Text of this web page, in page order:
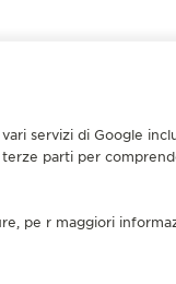
servizi di Google
parti per
pe r maggiori